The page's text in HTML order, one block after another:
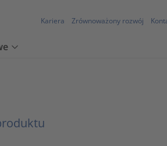
Kariera Zrównoważony rozwój